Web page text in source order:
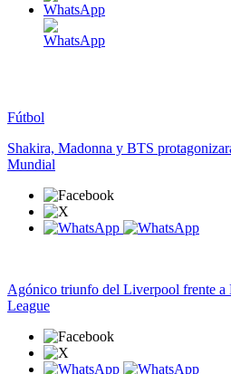
Fútbol
Shakira, Madonna y BTS
Mundial
Agónico triunfo del Liverpool frente a
League